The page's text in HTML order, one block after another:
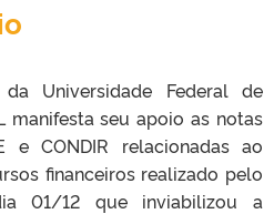
Universidade Federal de
manifesta seu apoio as notas
e CONDIR relacionadas ao
financeiros realizado pelo
01/12 que inviabilizou a